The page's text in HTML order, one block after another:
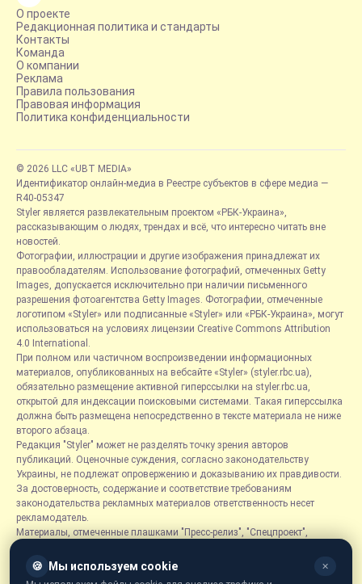
О проекте
Редакционная политика и стандарты
Контакты
Команда
О компании
Реклама
Правила пользования
Правовая информация
Политика конфиденциальности
© 2026 LLC «UBT MEDIA»
Идентификатор онлайн-медиа в Реестре субъектов в сфере медиа —
R40-05347
Styler является развлекательным проектом «РБК-Украина»,
рассказывающим о людях, трендах и всё, что интересно читать вне
новостей.
Фотографии, иллюстрации и другие изображения принадлежат их
правообладателям. Использование фотографий, отмеченных Getty
Images, допускается исключительно при наличии письменного
разрешения фотоагентства Getty Images. Фотографии, отмеченные
логотипом «Styler» или подписанные «Styler» или «РБК-Украина», могут
использоваться на условиях лицензии Creative Commons Attribution
4.0 International.
При полном или частичном воспроизведении информационных
материалов, опубликованных на вебсайте «Styler» (styler.rbc.ua),
обязательно размещение активной гиперссылки на styler.rbc.ua,
открытой для индексации поисковыми системами. Такая гиперссылка
должна быть размещена непосредственно в тексте материала не ниже
второго абзаца.
Редакция "Styler" может не разделять точку зрения авторов
публикаций. Оценочные суждения, согласно законодательству
Украины, не подлежат опровержению и доказыванию их правдивости.
За достоверность, содержание и соответствие требованиям
законодательства рекламных материалов ответственность несет
рекламодатель.
Материалы, отмеченные плашками "Пресс-релиз", "Спецпроект",
размещаются на правах рекламы.
Рубрика «Новости компаний» является информационным форматом,
🍪 Мы используем cookie ✕